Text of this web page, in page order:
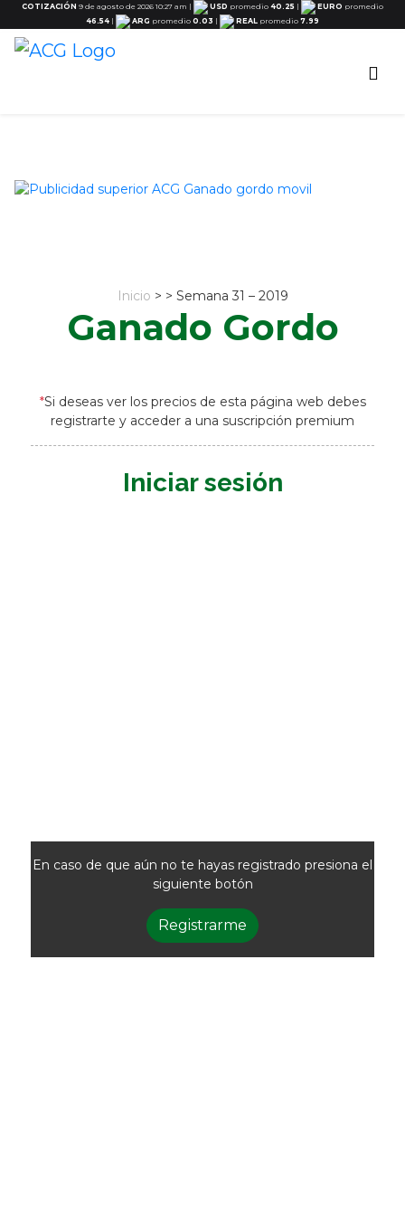
COTIZACIÓN 9 de agosto de 2026 10:27 am | USD promedio 40.25 | EURO promedio
46.54 | ARG promedio 0.03 | REAL promedio 7.99
Inicio > > Semana 31 – 2019
Ganado Gordo
*Si deseas ver los precios de esta página web debes
registrarte y acceder a una suscripción premium
Iniciar sesión
En caso de que aún no te hayas registrado presiona el
siguiente botón
Registrarme